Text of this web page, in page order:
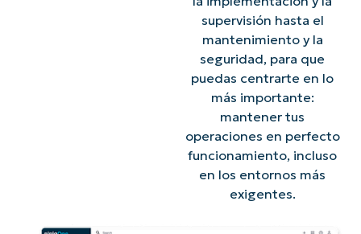
supervisión hasta el
mantenimiento y la
seguridad, para que
puedas centrarte en lo
más importante:
mantener tus
operaciones en perfecto
funcionamiento, incluso
en los entornos más
exigentes.